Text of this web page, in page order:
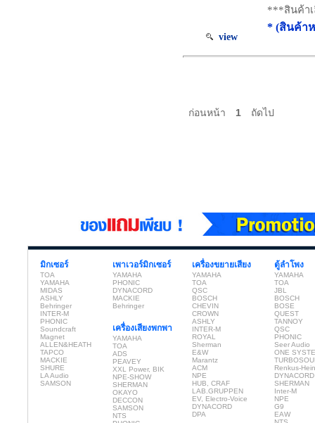
view
***สินค้า
* (สินค้า
ก่อนหน้า 1 ถัดไป
มิกเซอร์
TOA
YAMAHA
MIDAS
ASHLY
Behringer
INTER-M
PHONIC
Soundcraft
Magnet
ALLEN&HEATH
TAPCO
MACKIE
SHURE
LA Audio
SAMSON
เพาเวอร์มิกเซอร์
YAMAHA
PHONIC
DYNACORD
MACKIE
Behringer
เครื่องเสียงพกพา
YAMAHA
TOA
ADS
PEAVEY
XXL Power, BIK
NPE-SHOW
SHERMAN
OKAYO
DECCON
SAMSON
NTS
เครื่องขยายเสียง
YAMAHA
TOA
QSC
BOSCH
CHEVIN
CROWN
ASHLY
INTER-M
ROYAL
Sherman
E&W
Marantz
ACM
NPE
HUB, CRAF
LAB.GRUPPEN
EV, Electro-Voice
DYNACORD
DPA
ตู้ลำโพง
YAMAHA
TOA
JBL
BOSCH
BOSE
QUEST
TANNOY
QSC
PHONIC
Seer Audio
ONE
Renkus-
DYNACORD
SHERMAN
Inter-M
NPE
G9
EAW